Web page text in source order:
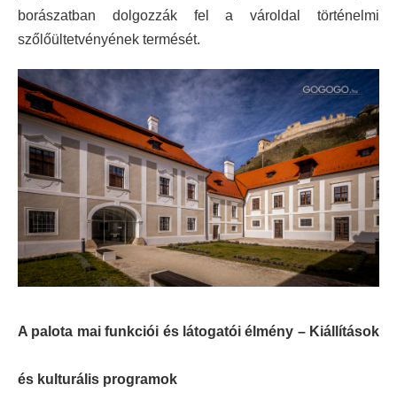
borászatban dolgozzák fel a vároldal történelmi
szőlőültetvényének termését.
A palota mai funkciói és látogatói élmény – Kiállítások
és kulturális programok